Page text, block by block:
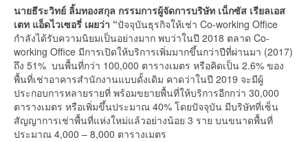
นายธีระวิทย์ ลิ้มทองสกุล กรรมการผู้จัดการบริษัท เน็กซัส เรียลเอส
เตท แอ็ดไวเซอรี่ เผยว่า “ปัจจุบันธุรกิจให้เช่า Co-working Office
กำลังได้รับความนิยมเป็นอย่างมาก พบว่าในปี 2018 ตลาด Co-
working Office มีการเปิดให้บริการเพิ่มมากขึ้นกว่าปีที่ผ่านมา (2017)
ถึง 51% บนพื้นที่กว่า 100,000 ตารางเมตร หรือคิดเป็น 2.6% ของ
พื้นที่เช่าอาคารสำนักงานแบบดั้งเดิม คาดว่าในปี 2019 จะมีผู้
ประกอบการหลายรายที่ พร้อมขยายพื้นที่ให้บริการอีกกว่า 30,000
ตารางเมตร หรือเพิ่มขึ้นประมาณ 40% โดยปัจจุบัน มีบริษัทที่เซ็น
สัญญาการเช่าพื้นที่แห่งใหม่แล้วอย่างน้อย 3 ราย บนขนาดพื้นที่
ประมาณ 4,000 – 8,000 ตารางเมตร